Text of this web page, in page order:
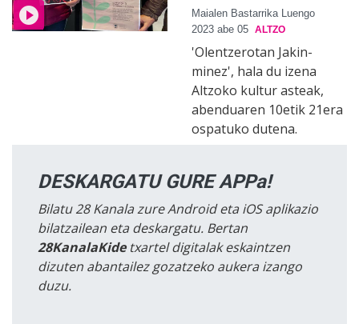
Maialen Bastarrika Luengo
2023 abe 05 ALTZO
'Olentzerotan Jakin-
minez', hala du izena
Altzoko kultur asteak,
abenduaren 10etik 21era
ospatuko dutena.
DESKARGATU GURE APPa!
Bilatu 28 Kanala zure Android eta iOS aplikazio
bilatzailean eta deskargatu. Bertan
28KanalaKidetxartel digitalak eskaintzen
dizuten abantailez gozatzeko aukera izango
duzu.